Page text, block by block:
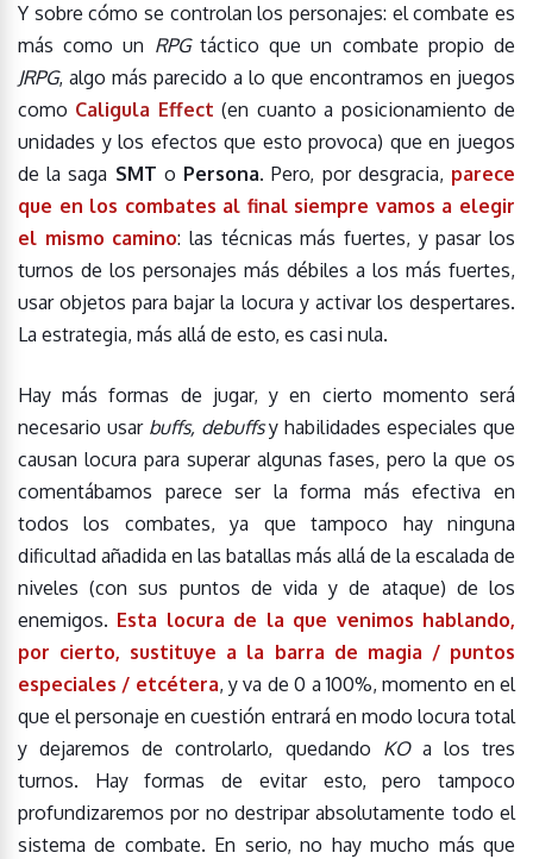
Y sobre cómo se controlan los personajes: el combate es
más como un RPGtáctico que un combate propio de
JRPG, algo más parecido a lo que encontramos en juegos
como Caligula Effect (en cuanto a posicionamiento de
unidades y los efectos que esto provoca) que en juegos
de la saga SMT o Persona. Pero, por desgracia, parece
que en los combates al final siempre vamos a elegir
el mismo camino: las técnicas más fuertes, y pasar los
turnos de los personajes más débiles a los más fuertes,
usar objetos para bajar la locura y activar los despertares.
La estrategia, más allá de esto, es casi nula.
Hay más formas de jugar, y en cierto momento será
necesario usar buffs, debuffsy habilidades especiales que
causan locura para superar algunas fases, pero la que os
comentábamos parece ser la forma más efectiva en
todos los combates, ya que tampoco hay ninguna
dificultad añadida en las batallas más allá de la escalada de
niveles (con sus puntos de vida y de ataque) de los
enemigos. Esta locura de la que venimos hablando,
por cierto, sustituye a la barra de magia / puntos
especiales / etcétera, y va de 0 a 100%, momento en el
que el personaje en cuestión entrará en modo locura total
y dejaremos de controlarlo, quedando KOa los tres
turnos. Hay formas de evitar esto, pero tampoco
profundizaremos por no destripar absolutamente todo el
sistema de combate. En serio, no hay mucho más que